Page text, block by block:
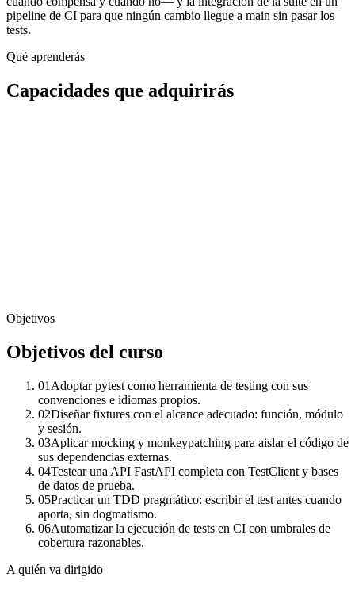
pipeline de CI para que ningún cambio llegue a main sin pasar los
tests.
Qué aprenderás
Capacidades que adquirirás
Objetivos
Objetivos del curso
01 Adoptar pytest como herramienta de testing con sus
convenciones e idiomas propios.
02Diseñar fixtures con el alcance adecuado: función, módulo
y sesión.
03Aplicar mocking y monkeypatching para aislar el código de
sus dependencias externas.
04Testear una API FastAPI completa con TestClient y bases
de datos de prueba.
05Practicar un TDD pragmático: escribir el test antes cuando
aporta, sin dogmatismo.
06Automatizar la ejecución de tests en CI con umbrales de
cobertura razonables.
A quién va dirigido